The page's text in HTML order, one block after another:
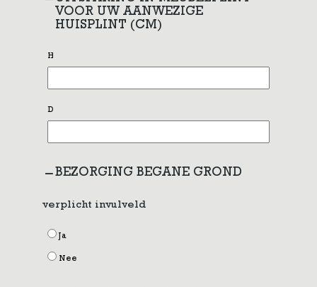
VOOR UW AANWEZIGE
HUISPLINT (CM)
H
D
BEZORGING BEGANE GROND
verplicht invulveld
Ja
Nee